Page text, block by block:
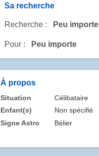
Sa recherche
Recherche : Peu importe
Pour : Peu importe
À propos
Situation
Célibataire
Enfant(s)
Non spécifié
Signe Astro
Bélier